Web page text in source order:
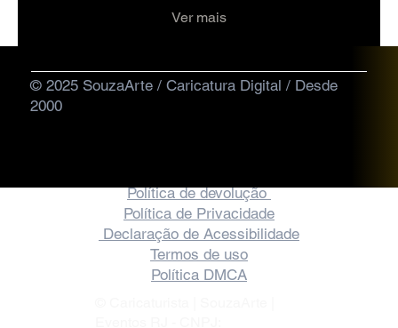
Ver mais
© 2025 SouzaArte / Caricatura Digital / Desde
2000
Política de devolução
Política de Privacidade
Declaração de Acessibilidade
Termos de uso
Política DMCA